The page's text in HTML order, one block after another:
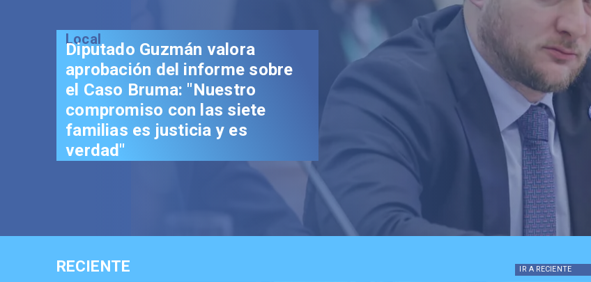
Local
Diputado Guzmán valora
aprobación del informe sobre
el Caso Bruma: "Nuestro
compromiso con las siete
familias es justicia y es
verdad"
RECIENTE IR A RECIENTE